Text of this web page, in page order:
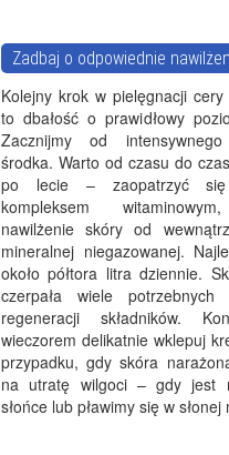
Zadbaj o odpowiednie
Kolejny krok w pielęgnacji
to dbałość o prawidłowy
Zacznijmy od
środka. Warto od czasu do
po lecie – zaopatrzyć
kompleksem
nawilżenie skóry od
mineralnej niegazowanej.
około półtora litra dziennie.
czerpała wiele
regeneracji składników.
wieczorem delikatnie wklepuj
przypadku, gdy skóra
na utratę wilgoci – gdy jest
słońce lub pławimy się w